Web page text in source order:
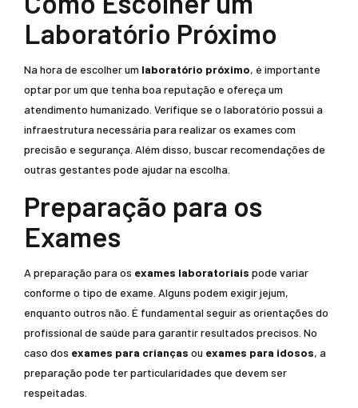
Laboratório Próximo
Na hora de escolher um laboratório próximo, é importante
optar por um que tenha boa reputação e ofereça um
atendimento humanizado. Verifique se o laboratório possui a
infraestrutura necessária para realizar os exames com
precisão e segurança. Além disso, buscar recomendações de
outras gestantes pode ajudar na escolha.
Preparação para os
Exames
A preparação para os exames laboratoriais pode variar
conforme o tipo de exame. Alguns podem exigir jejum,
enquanto outros não. É fundamental seguir as orientações do
profissional de saúde para garantir resultados precisos. No
caso dos exames para crianças ou exames para idosos, a
preparação pode ter particularidades que devem ser
respeitadas.